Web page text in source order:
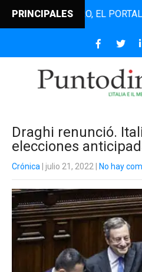
PRINCIPALESEL PORTAL DE
Draghi renunció.
elecciones
Crónica | julio 21, 2022 No hay